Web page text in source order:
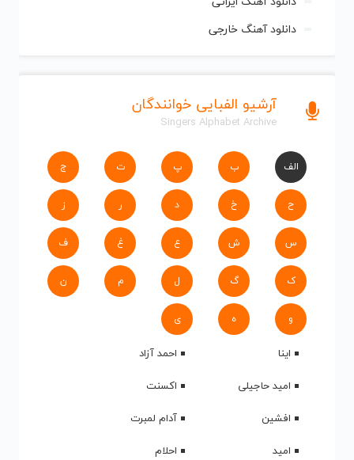
دانلود آهنگ خارجی
آرشیو الفبایی خوانندگان
Singers Alphabet Archive
الف ب پ ت ج
ح خ د ر ز
س ش ع غ ف
ک گ ل م ن
و ه ی
اینا
احمد آزاد
امید حاجیلی
اکسنت
افشین
آدام لمبرت
امید
احلام